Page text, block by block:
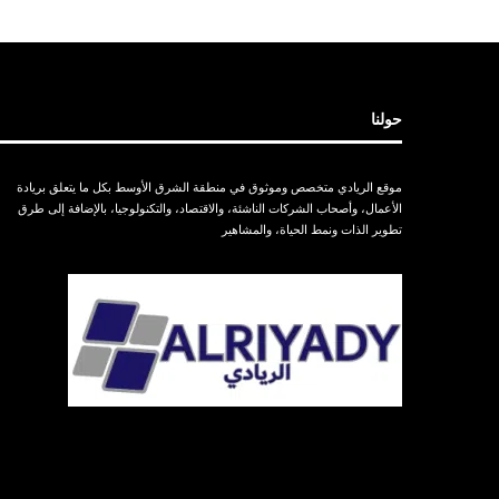
حولنا
موقع الريادي متخصص وموثوق في منطقة الشرق الأوسط بكل ما يتعلق بريادة
الأعمال، وأصحاب الشركات الناشئة، والاقتصاد، والتكنولوجيا، بالإضافة إلى طرق
تطوير الذات ونمط الحياة، والمشاهير